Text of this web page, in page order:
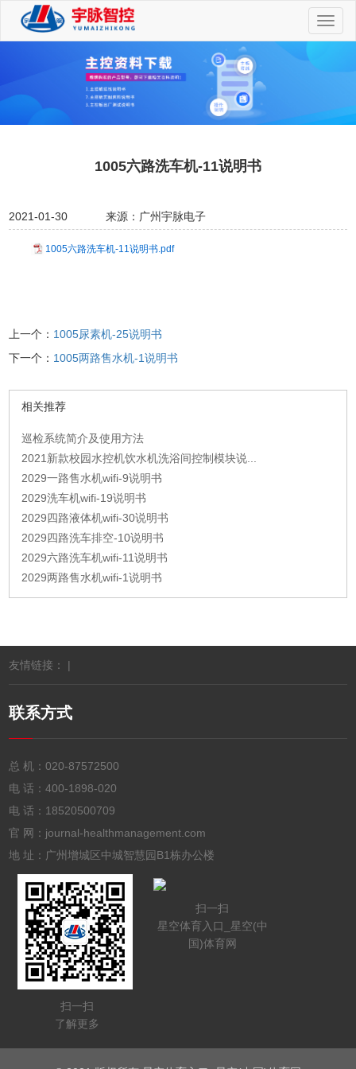
切
换
航
1005六路洗车机-11说明书
2021-01-30 来源：广州宇脉电子
1005六路洗车机-11说明书.pdf
上一个： 1005尿素机-25说明书
下一个： 1005两路售水机-1说明书
相关推荐
巡检系统简介及使用方法
2021新款校园水控机饮水机洗浴间控制模块说...
2029一路售水机wifi-9说明书
2029洗车机wifi-19说明书
2029四路液体机wifi-30说明书
2029四路洗车排空-10说明书
2029六路洗车机wifi-11说明书
2029两路售水机wifi-1说明书
友情链接： |
联系方式
总 机：020-87572500
电 话：400-1898-020
电 话： 18520500709
官 网：journal-healthmanagement.com
地 址：广州增城区中城智慧园B1栋办公楼
扫一扫
了解更多
扫一扫
星空体育入口_星空(中
国)体育网